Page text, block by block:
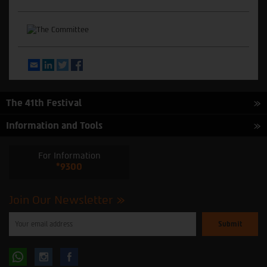
EmailLinkedInTwitter
The 41th Festival
Information and Tools
For Information
*9300
Join Our Newsletter
enter
subscribe
to
Follow Follow